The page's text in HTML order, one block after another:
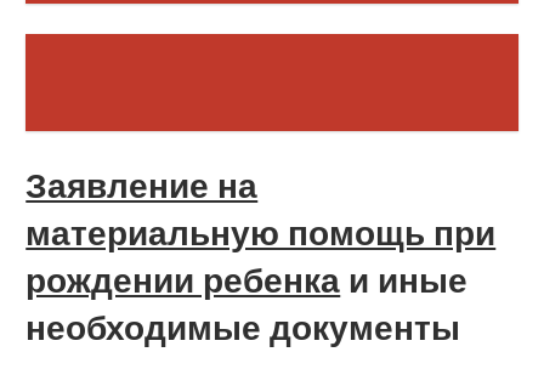
Заявление на
материальную помощь при
рождении ребенка и иные
необходимые документы